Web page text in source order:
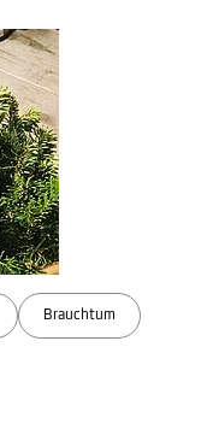
Brauchtum